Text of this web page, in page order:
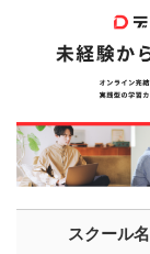
スクール名